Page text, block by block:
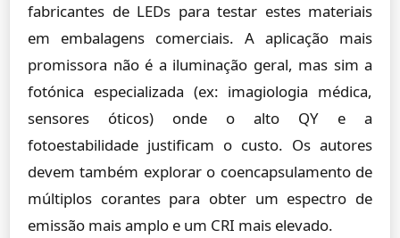
fabricantes de LEDs para testar estes materiais
em embalagens comerciais. A aplicação mais
promissora não é a iluminação geral, mas sim a
fotónica especializada (ex: imagiologia médica,
sensores óticos) onde o alto QY e a
fotoestabilidade justificam o custo. Os autores
devem também explorar o coencapsulamento de
múltiplos corantes para obter um espectro de
emissão mais amplo e um CRI mais elevado.